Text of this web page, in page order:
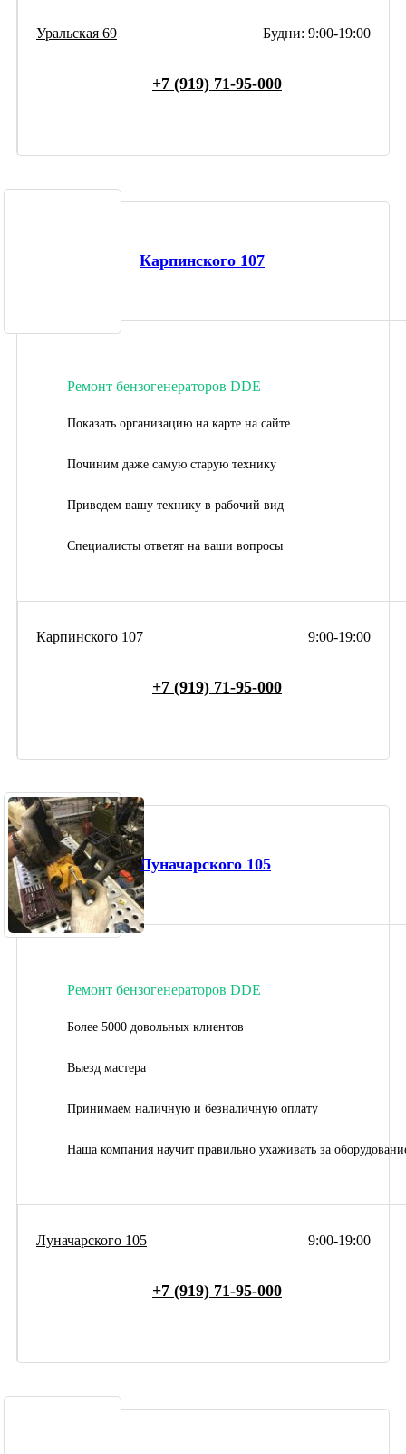
Будни: 9:00-19:00
Уральская 69
+7 (919) 71-95-000
Карпинского 107
Ремонт бензогенераторов DDE
Показать организацию на карте на сайте
Починим даже самую старую технику
Приведем вашу технику в рабочий вид
Специалисты ответят на ваши вопросы
9:00-19:00
Карпинского 107
+7 (919) 71-95-000
Луначарского 105
Ремонт бензогенераторов DDE
Более 5000 довольных клиентов
Выезд мастера
Принимаем наличную и безналичную оплату
Наша компания научит правильно ухаживать за
9:00-19:00
Луначарского 105
+7 (919) 71-95-000